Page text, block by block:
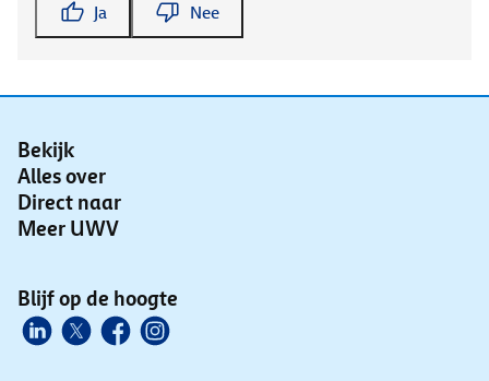
Ja Nee
Bekijk
Alles over
Direct naar
Meer UWV
Blijf op de hoogte